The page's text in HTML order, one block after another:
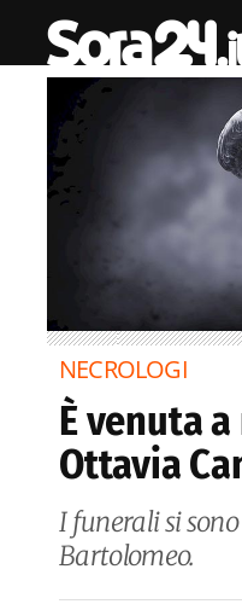
NECROLOGI
È venuta
Ottavia
I funerali si
Bartolomeo.